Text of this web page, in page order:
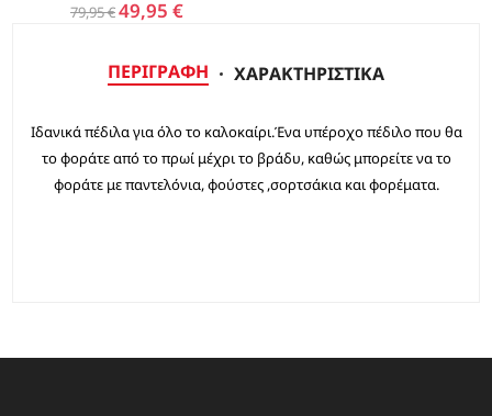
79,95 €49,95 €
ΠΕΡΙΓΡΑΦΉ ΧΑΡΑΚΤΗΡΙΣΤΙΚΆ
Ιδανικά πέδιλα για όλο το καλοκαίρι.Ένα υπέροχο πέδιλο που θα
το φοράτε από το πρωί μέχρι το βράδυ, καθώς μπορείτε να το
φοράτε με παντελόνια, φούστες ,σορτσάκια και φορέματα.